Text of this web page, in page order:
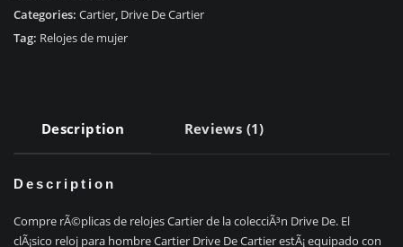
WGNM0003
marrÃ³n
Categories: Cartier, Drive De Cartier
Tag: Relojes de mujer
Description Reviews (1)
Description
Compre rÃ©plicas de relojes Cartier de la colecciÃ³n Drive De. El
clÃ¡sico reloj para hombre Cartier Drive De Cartier estÃ¡ equipado con